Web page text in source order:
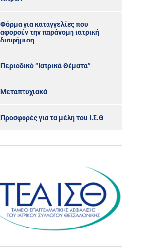
Φόρμα για καταγγελίες που
αφορούν την παράνομη ιατρική
διαφήμιση
Περιοδικό “Ιατρικά Θέματα”
Μεταπτυχιακά
Προσφορές για τα μέλη του Ι.Σ.Θ